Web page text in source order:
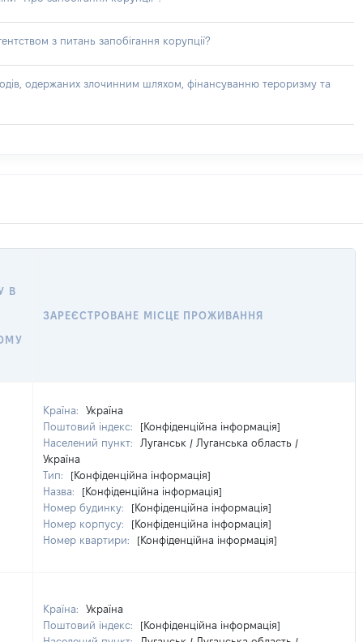
з питань запобігання корупції?
одержаних злочинним шляхом, фінансуванню тероризму та
В
ЗАРЕЄСТРОВАНЕ МІСЦЕ ПРОЖИВАННЯ
Країна:
Україна
Поштовий індекс:
[Конфіденційна інформація]
Населений пункт:
Луганськ / Луганська область /
Україна
Тип:
[Конфіденційна інформація]
Назва:
[Конфіденційна інформація]
Номер будинку:
[Конфіденційна інформація]
Номер корпусу:
[Конфіденційна інформація]
Номер квартири:
[Конфіденційна інформація]
Країна:
Україна
Поштовий індекс:
[Конфіденційна інформація]